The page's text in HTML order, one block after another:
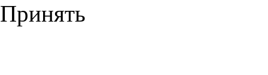
Принять